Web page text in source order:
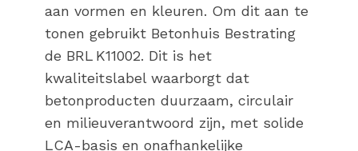
aan vormen en kleuren. Om dit aan te
tonen gebruikt Betonhuis Bestrating
de BRL K11002. Dit is het
kwaliteitslabel waarborgt dat
betonproducten duurzaam, circulair
en milieuverantwoord zijn, met solide
LCA-basis en onafhankelijke